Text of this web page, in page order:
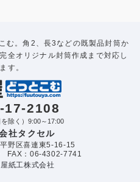
む。角2、長3などの既製品封筒か
全オリジナル封筒作成まで対応し
す。
17-2108
除く）9:00～17:00
社タクセル
野区喜連東5-16-15
FAX：06-4302-7741
紙工株式会社